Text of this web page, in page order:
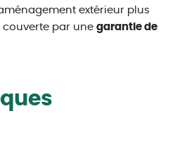
extérieur plus
couverte par une garantie de